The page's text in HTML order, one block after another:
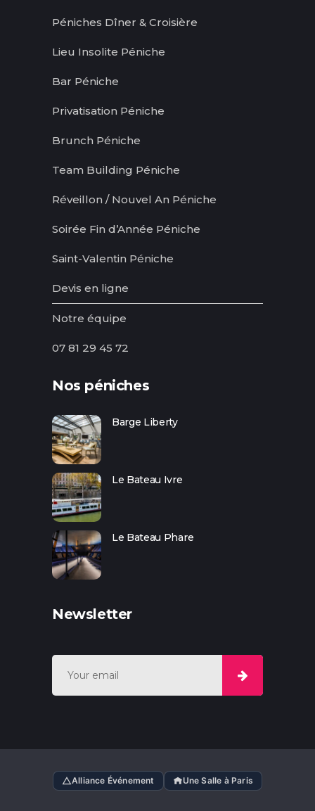
Péniches Dîner & Croisière
Lieu Insolite Péniche
Bar Péniche
Privatisation Péniche
Brunch Péniche
Team Building Péniche
Réveillon / Nouvel An Péniche
Soirée Fin d’Année Péniche
Saint-Valentin Péniche
Devis en ligne
Notre équipe
07 81 29 45 72
Nos péniches
Barge Liberty
Le Bateau Ivre
Le Bateau Phare
Newsletter
Alliance Événement Une Salle à Paris